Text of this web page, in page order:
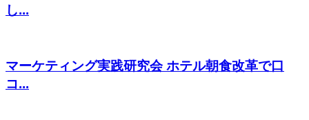
し...
マーケティング実践研究会 ホテル朝食改革で口
コ...